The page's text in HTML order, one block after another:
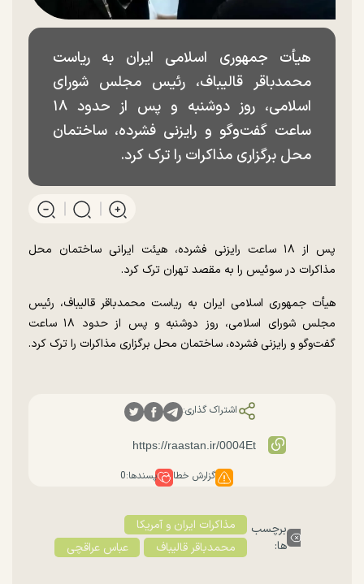
هیأت جمهوری اسلامی ایران به ریاست
محمدباقر قالیباف، رئیس مجلس شورای
اسلامی، روز دوشنبه و پس از حدود ۱۸
ساعت گفت‌و‌گو و رایزنی فشرده، ساختمان
محل برگزاری مذاکرات را ترک کرد.
پس از ۱۸ ساعت رایزنی فشرده، هیئت ایرانی ساختمان محل
مذاکرات در سوئیس را به مقصد تهران ترک کرد.
هیأت جمهوری اسلامی ایران به ریاست محمدباقر قالیباف، رئیس
مجلس شورای اسلامی، روز دوشنبه و پس از حدود ۱۸ ساعت
گفت‌و‌گو و رایزنی فشرده، ساختمان محل برگزاری مذاکرات را ترک کرد.
اشتراک گذاری:
گزارش خطا پسندها:0
برچسب
ها:
مذاکرات ایران و آمریکا
محمدباقر قالیباف
عباس عراقچی